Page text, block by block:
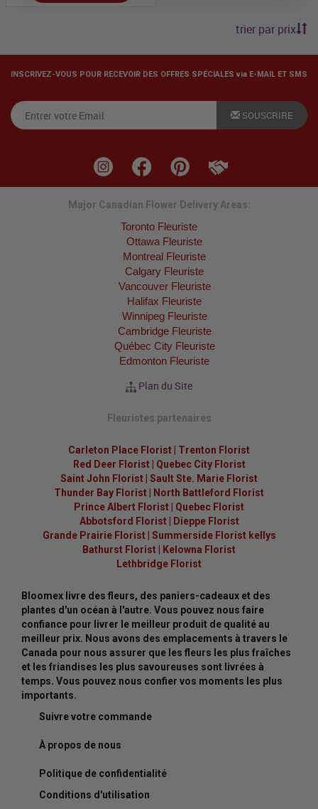
trier par prix
INSCRIVEZ-VOUS POUR RECEVOIR DES OFFRES SPÉCIALES via E-MAIL ET SMS
SOUSCRIRE
Major Canadian Flower Delivery Areas:
Toronto Fleuriste
Ottawa Fleuriste
Montreal Fleuriste
Calgary Fleuriste
Vancouver Fleuriste
Halifax Fleuriste
Winnipeg Fleuriste
Cambridge Fleuriste
Québec City Fleuriste
Edmonton Fleuriste
Plan du Site
Fleuristes partenaires
Carleton Place Florist
Trenton Florist
Red Deer Florist| Quebec City Florist
Saint John Florist Sault Ste. Marie Florist
Thunder Bay Florist
North Battleford Florist
Prince Albert Florist
Quebec Florist
Abbotsford Florist|
Dieppe Florist
Grande Prairie Florist| Summerside Florist kellys
Bathurst Florist
Kelowna Florist
Lethbridge Florist
Bloomex livre des fleurs, des paniers-cadeaux et des
plantes d'un océan à l'autre. Vous pouvez nous faire
confiance pour livrer le meilleur produit de qualité au
meilleur prix. Nous avons des emplacements à travers le
Canada pour nous assurer que les fleurs les plus fraîches
et les friandises les plus savoureuses sont livrées à
temps. Vous pouvez nous confier vos moments les plus
importants.
Suivre votre commande
À propos de nous
Politique de confidentialité
Conditions d'utilisation